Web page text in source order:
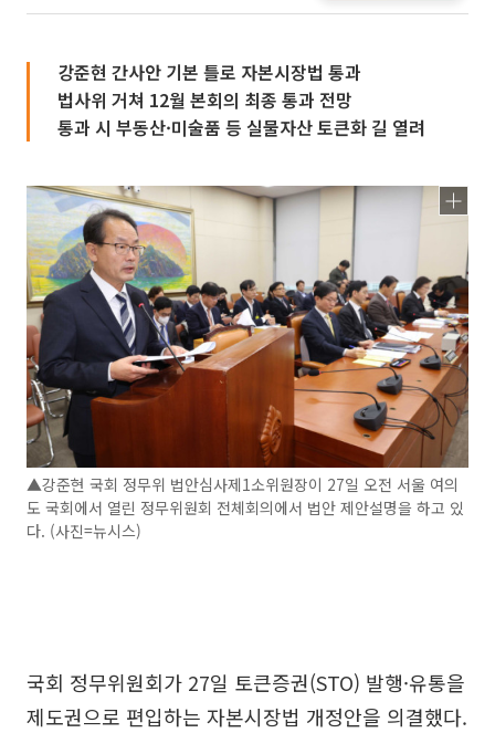
강준현 간사안 기본 틀로 자본시장법 통과
법사위 거쳐 12월 본회의 최종 통과 전망
통과 시 부동산·미술품 등 실물자산 토큰화 길 열려
▲강준현 국회 정무위 법안심사제1소위원장이 27일 오전 서울 여의
도 국회에서 열린 정무위원회 전체회의에서 법안 제안설명을 하고 있
다. (사진=뉴시스)
국회 정무위원회가 27일 토큰증권(STO) 발행·유통을
제도권으로 편입하는 자본시장법 개정안을 의결했다.